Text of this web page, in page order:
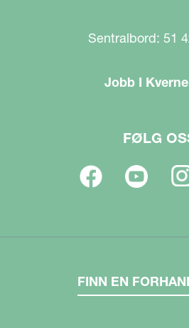
Sentralbord: 51
Jobb I
FØLG
FINN EN